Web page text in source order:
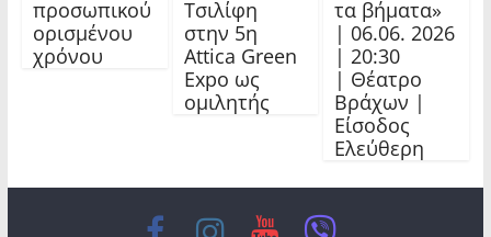
προσωπικού
ορισμένου
χρόνου
Τσιλίφη
στην 5η
Attica Green
Expo ως
ομιλητής
τα βήματα»
| 06.06. 2026
| 20:30
| Θέατρο
Βράχων |
Είσοδος
Ελεύθερη